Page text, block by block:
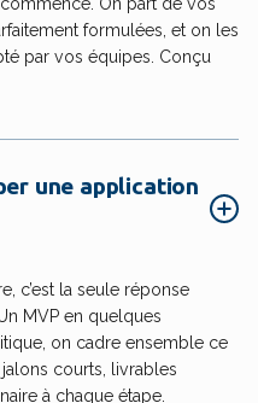
On part de vos
formulées, et on les
par vos équipes. Conçu
une application
c’est la seule réponse
MVP en quelques
on cadre ensemble ce
courts, livrables
à chaque étape.